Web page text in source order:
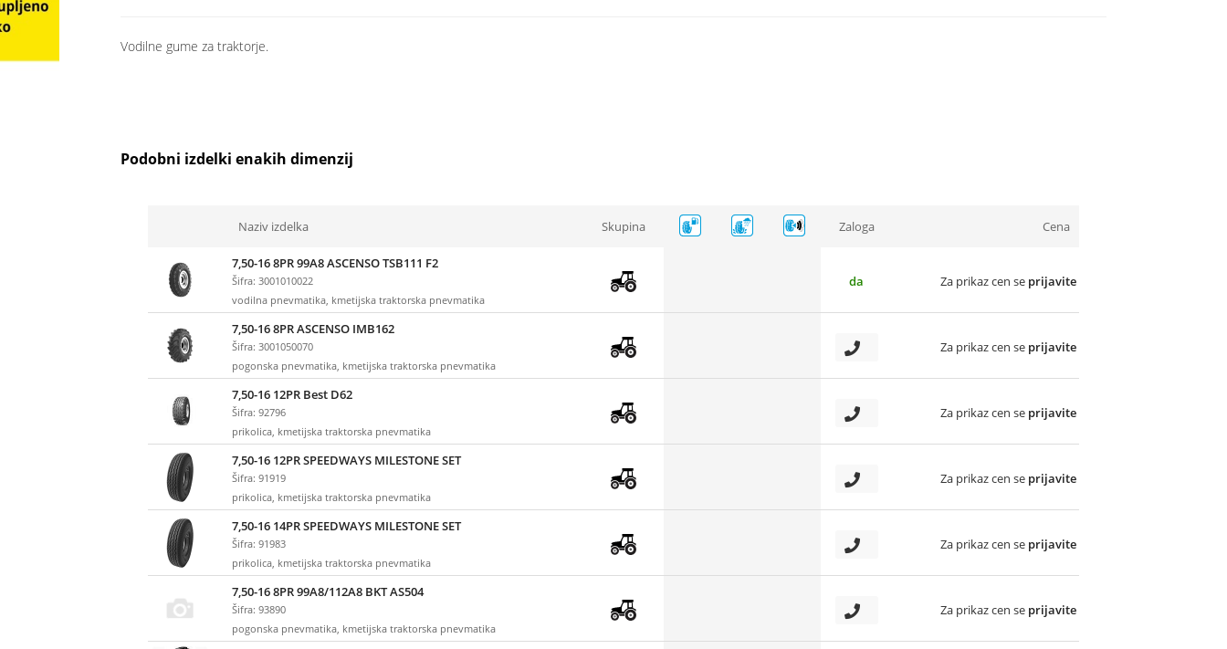
Vodilne gume za traktorje.
Podobni izdelki enakih dimenzij
Naziv izdelka Skupina Zaloga Cena
7,50-16 8PR 99A8 ASCENSO TSB111 F2
Šifra: 3001010022
vodilna pnevmatika, kmetijska traktorska pnevmatika
da Za prikaz cen se prijavite
7,50-16 8PR ASCENSO IMB162
Šifra: 3001050070
pogonska pnevmatika, kmetijska traktorska pnevmatika
Za prikaz cen se prijavite
7,50-16 12PR Best D62
Šifra: 92796
prikolica, kmetijska traktorska pnevmatika
Za prikaz cen se prijavite
7,50-16 12PR SPEEDWAYS MILESTONE SET
Šifra: 91919
prikolica, kmetijska traktorska pnevmatika
Za prikaz cen se prijavite
7,50-16 14PR SPEEDWAYS MILESTONE SET
Šifra: 91983
prikolica, kmetijska traktorska pnevmatika
Za prikaz cen se prijavite
7,50-16 8PR 99A8/112A8 BKT AS504
Šifra: 93890
pogonska pnevmatika, kmetijska traktorska pnevmatika
Za prikaz cen se prijavite